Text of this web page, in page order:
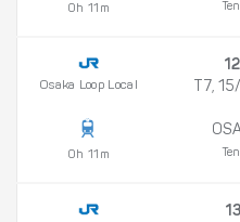
0h 11m
Osaka Loop Local
0h 11m
T7,